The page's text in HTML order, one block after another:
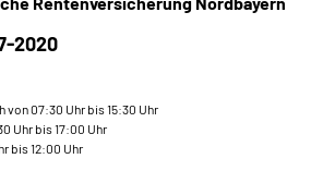
2020
von 07:30 Uhr bis 15:30 Uhr
Uhr bis 17:00 Uhr
bis 12:00 Uhr